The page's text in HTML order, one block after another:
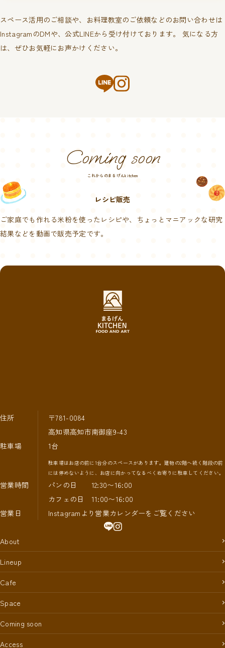
スペース活用のご相談や、お料理教室のご依頼などのお問い合わせは
InstagramのDMや、公式LINEから受け付けております。 気になる方
は、ぜひお気軽にお声かけください。
Coming soon
これからのまるげんkitchen
レシピ販売
ご家庭でも作れる米粉を使ったレシピや、ちょっとマニアックな研究
結果などを動画で販売予定です。
住所
〒781-0084
高知県高知市南御座9-43
駐車場
1台
駐車場はお店の前に1台分のスペースがあります。建物の2階へ続く階段の前
には停めないように、お店に向かってなるべく右寄りに駐車してください。
営業時間
パンの日 12:30〜16:00
カフェの日 11:00〜16:00
営業日
Instagramより営業カレンダーをご覧ください
About
Lineup
Cafe
Space
Coming soon
Access